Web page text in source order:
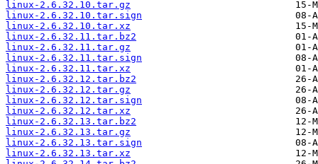
linux-2.6.32.10.tar.gz
linux-2.6.32.10.tar.sign
linux-2.6.32.10.tar.xz
linux-2.6.32.11.tar.bz2
linux-2.6.32.11.tar.gz
linux-2.6.32.11.tar.sign
linux-2.6.32.11.tar.xz
linux-2.6.32.12.tar.bz2
linux-2.6.32.12.tar.gz
linux-2.6.32.12.tar.sign
linux-2.6.32.12.tar.xz
linux-2.6.32.13.tar.bz2
linux-2.6.32.13.tar.gz
linux-2.6.32.13.tar.sign
linux-2.6.32.13.tar.xz